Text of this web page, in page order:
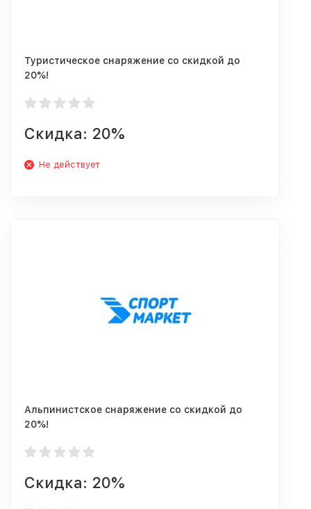
Туристическое снаряжение со скидкой до
20%!
Скидка: 20%
Не действует
Альпинистское снаряжение со скидкой до
20%!
Скидка: 20%